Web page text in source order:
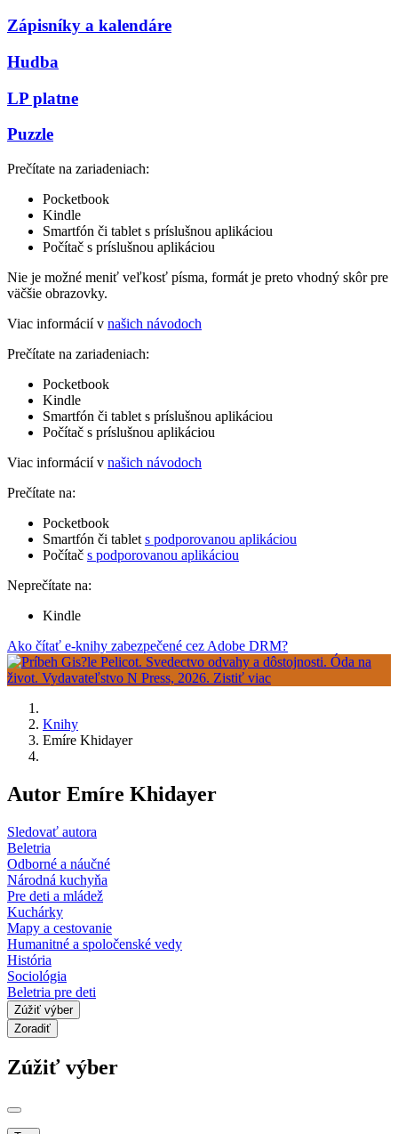
Zápisníky a kalendáre
Hudba
LP platne
Puzzle
Prečítate na zariadeniach:
Pocketbook
Kindle
Smartfón či tablet s príslušnou aplikáciou
Počítač s príslušnou aplikáciou
Nie je možné meniť veľkosť písma, formát je preto vhodný skôr pre
väčšie obrazovky.
Viac informácií v našich návodoch
Prečítate na zariadeniach:
Pocketbook
Kindle
Smartfón či tablet s príslušnou aplikáciou
Počítač s príslušnou aplikáciou
Viac informácií v našich návodoch
Prečítate na:
Pocketbook
Smartfón či tablet s podporovanou aplikáciou
Počítač s podporovanou aplikáciou
Neprečítate na:
Kindle
Ako čítať e-knihy zabezpečené cez Adobe DRM?
Knihy
Emíre Khidayer
Autor Emíre Khidayer
Sledovať autora
Beletria
Odborné a náučné
Národná kuchyňa
Pre deti a mládež
Kuchárky
Mapy a cestovanie
Humanitné a spoločenské vedy
História
Sociológia
Beletria pre deti
Zúžiť výber
Zoradiť
Zúžiť výber